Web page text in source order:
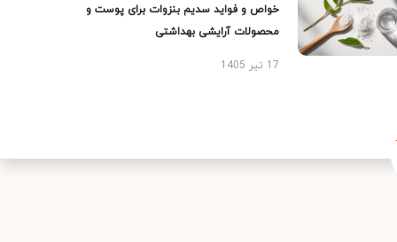
خواص و فواید سدیم بنزوات برای پوست و
محصولات آرایشی بهداشتی
17 تیر 1405